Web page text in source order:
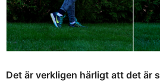
Det är verkligen härligt att det är